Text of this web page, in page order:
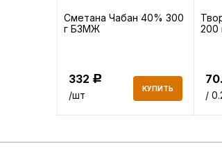
Сметана Чабан 40% 300
г БЗМЖ
332 Р
/шт
КУПИТЬ
200
/